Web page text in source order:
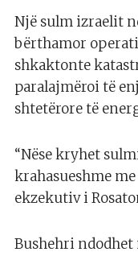
Një sulm izraelit
bërthamor
shkaktonte
paralajmëroi të
shtetërore të
“Nëse kryhet
krahasueshme
ekzekutiv i
Bushehri